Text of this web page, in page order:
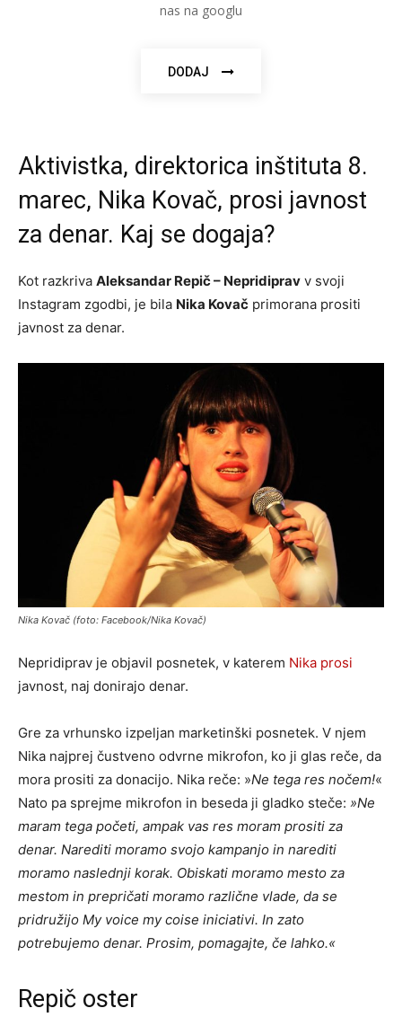
nas na googlu
DODAJ
Aktivistka, direktorica inštituta 8.
marec, Nika Kovač, prosi javnost
za denar. Kaj se dogaja?
Kot razkriva Aleksandar Repič – Nepridiprav v svoji
Instagram zgodbi, je bila Nika Kovač primorana prositi
javnost za denar.
Nika Kovač (foto: Facebook/Nika Kovač)
Nepridiprav je objavil posnetek, v katerem Nika prosi
javnost, naj donirajo denar.
Gre za vrhunsko izpeljan marketinški posnetek. V njem
Nika najprej čustveno odvrne mikrofon, ko ji glas reče, da
mora prositi za donacijo. Nika reče: »Ne tega res nočem!«
Nato pa sprejme mikrofon in beseda ji gladko steče: »Ne
maram tega početi, ampak vas res moram prositi za
denar. Narediti moramo svojo kampanjo in narediti
moramo naslednji korak. Obiskati moramo mesto za
mestom in prepričati moramo različne vlade, da se
pridružijo My voice my coise iniciativi. In zato
potrebujemo denar. Prosim, pomagajte, če lahko.«
Repič oster